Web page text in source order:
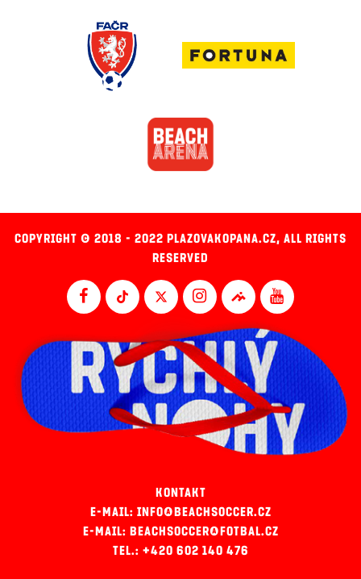
COPYRIGHT © 2018 - 2022 PLAZOVAKOPANA.CZ, ALL RIGHTS
RESERVED
KONTAKT
E-MAIL: INFO@BEACHSOCCER.CZ
E-MAIL: BEACHSOCCER@FOTBAL.CZ
TEL.: +420 602 140 476